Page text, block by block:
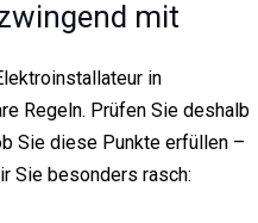
mit
in
Regeln. Prüfen Sie deshalb
Sie diese Punkte erfüllen –
Sie besonders rasch: